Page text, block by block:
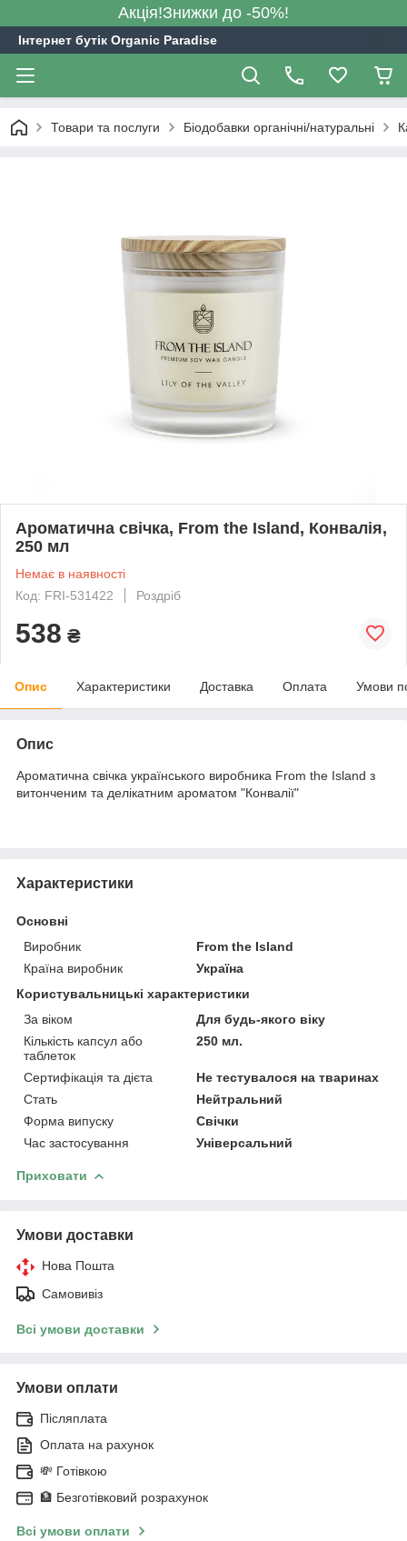
Акція!Знижки до -50%!
Інтернет бутік Organic Paradise
Товари та послуги Біодобавки органічні/натуральні
Ароматична свічка, From the Island, Конвалія,
250 мл
Немає в наявності
Код: FRI-531422
Роздріб
538 ₴
Опис Характеристики Доставка Оплата Умови
Опис
Ароматична свічка українського виробника From the Island з
витонченим та делікатним ароматом "Конвалії"
Характеристики
Основні
Виробник
From the Island
Країна виробник
Україна
Користувальницькі характеристики
За віком
Для будь-якого віку
Кількість капсул або
таблеток
250 мл.
Сертифікація та дієта
Не тестувалося на тваринах
Стать
Нейтральний
Форма випуску
Свічки
Час застосування
Універсальний
Приховати
Умови доставки
Нова Пошта
Самовивіз
Всі умови доставки
Умови оплати
Післяплата
Оплата на рахунок
💸 Готівкою
🏦 Безготівковий розрахунок
Всі умови оплати